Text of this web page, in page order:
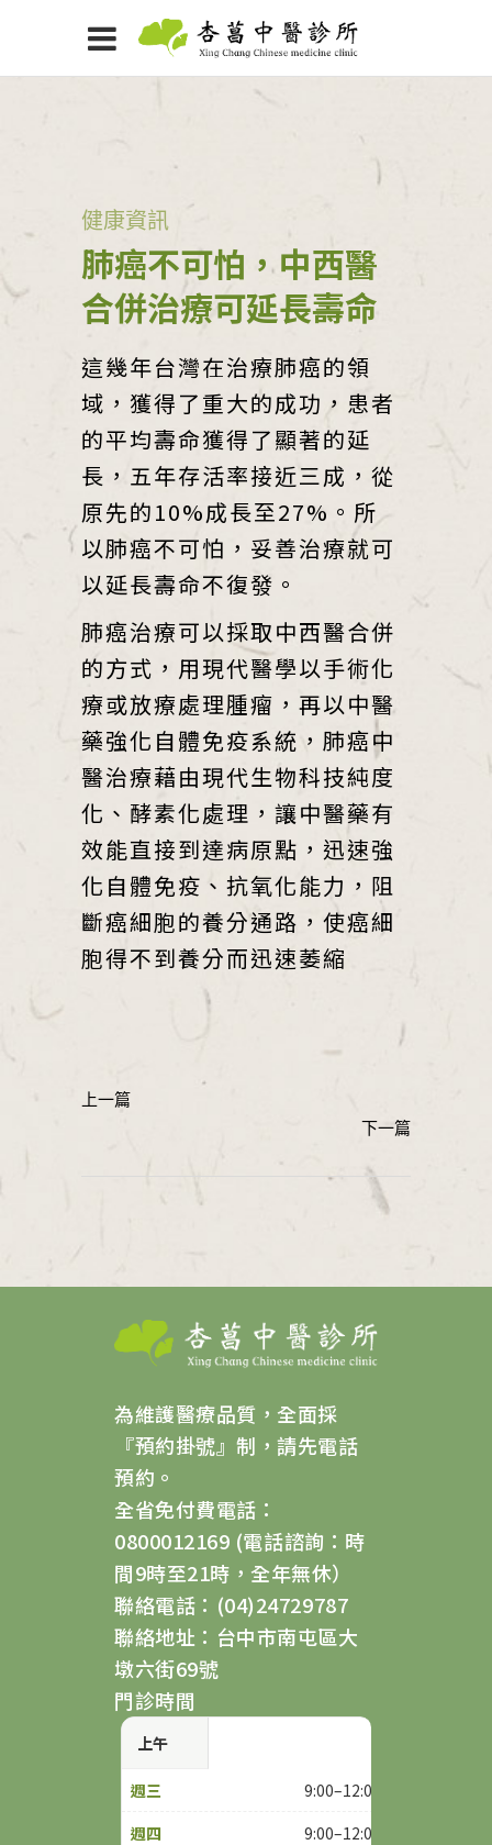
健康資訊
肺癌不可怕，中西醫
合併治療可延長壽命
這幾年台灣在治療肺癌的領
域，獲得了重大的成功，患者
的平均壽命獲得了顯著的延
長，五年存活率接近三成，從
原先的10%成長至27%。所
以肺癌不可怕，妥善治療就可
以延長壽命不復發。
肺癌治療可以採取中西醫合併
的方式，用現代醫學以手術化
療或放療處理腫瘤，再以中醫
藥強化自體免疫系統，肺癌中
醫治療藉由現代生物科技純度
化、酵素化處理，讓中醫藥有
效能直接到達病原點，迅速強
化自體免疫、抗氧化能力，阻
斷癌細胞的養分通路，使癌細
胞得不到養分而迅速萎縮
為維護醫療品質，全面採
『預約掛號』制，請先電話
預約。
全省免付費電話：
0800012169 (電話諮詢：時
間9時至21時，全年無休）
聯絡電話：(04)24729787
聯絡地址：台中市南屯區大
墩六街69號
門診時間
上午
9:00–12:00
9:00–12:00